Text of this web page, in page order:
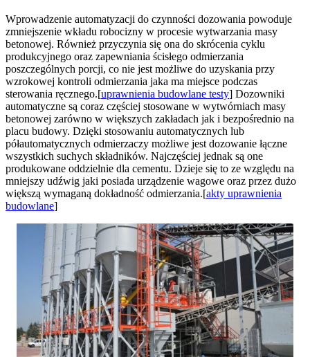
Wprowadzenie automatyzacji do czynności dozowania powoduje
zmniejszenie wkładu robocizny w procesie wytwarzania masy
betonowej. Również przyczynia się ona do skrócenia cyklu
produkcyjnego oraz zapewniania ścisłego odmierzania
poszczególnych porcji, co nie jest możliwe do uzyskania przy
wzrokowej kontroli odmierzania jaka ma miejsce podczas
sterowania ręcznego.[uprawnienia budowlane testy] Dozowniki
automatyczne są coraz częściej stosowane w wytwórniach masy
betonowej zarówno w większych zakładach jak i bezpośrednio na
placu budowy. Dzięki stosowaniu automatycznych lub
półautomatycznych odmierzaczy możliwe jest dozowanie łączne
wszystkich suchych składników. Najczęściej jednak są one
produkowane oddzielnie dla cementu. Dzieje się to ze względu na
mniejszy udźwig jaki posiada urządzenie wagowe oraz przez dużo
większą wymaganą dokładność odmierzania.[akty uprawnienia
budowlane]